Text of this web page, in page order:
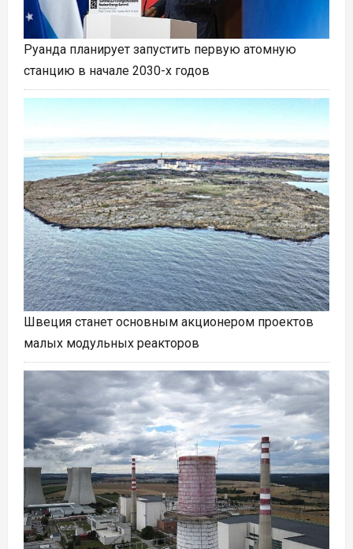
Руанда планирует запустить первую атомную
станцию в начале 2030-х годов
Швеция станет основным акционером проектов
малых модульных реакторов